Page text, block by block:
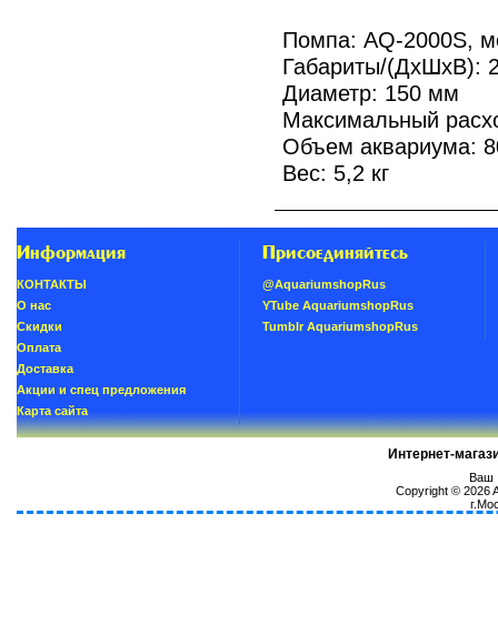
Помпа: AQ-2000S,
Габариты/(ДхШхВ):
Диаметр: 150 мм
Максимальный
Объем аквариума:
Вес: 5,2 кг
Информация
КОНТАКТЫ
О нас
Скидки
Oплатa
Доставка
Акции и спец предложения
Карта сайта
Присоединяйтесь
@AquariumshopRus
YTube AquariumshopRus
Tumblr AquariumshopRus
Интернет-
Ваш
Copyright © 2026